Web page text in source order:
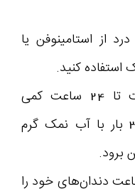
از استامینوفن یا
استفاده کنید.
ناحیه تحت درمان ممکن است تا 24 ساعت کمی
ملتهب باشد. لذا روزانه 2 تا 3 بار با آب نمک گرم
برود.
انجام کار با لیزر، تا 48 ساعت دندان‌های خود را